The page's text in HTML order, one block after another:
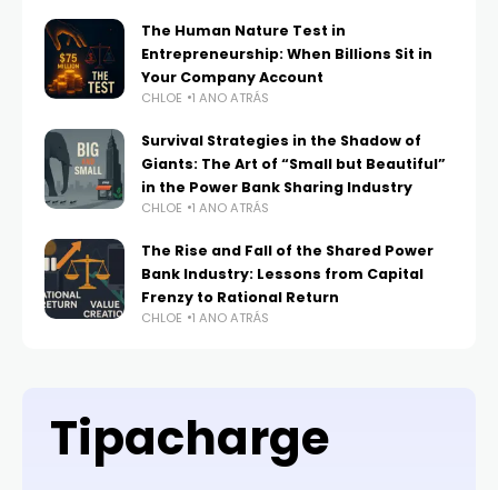
The Human Nature Test in
Entrepreneurship: When Billions Sit in
Your Company Account
CHLOE 1 ANO ATRÁS
Survival Strategies in the Shadow of
Giants: The Art of “Small but Beautiful”
in the Power Bank Sharing Industry
CHLOE 1 ANO ATRÁS
The Rise and Fall of the Shared Power
Bank Industry: Lessons from Capital
Frenzy to Rational Return
CHLOE 1 ANO ATRÁS
Tipacharge